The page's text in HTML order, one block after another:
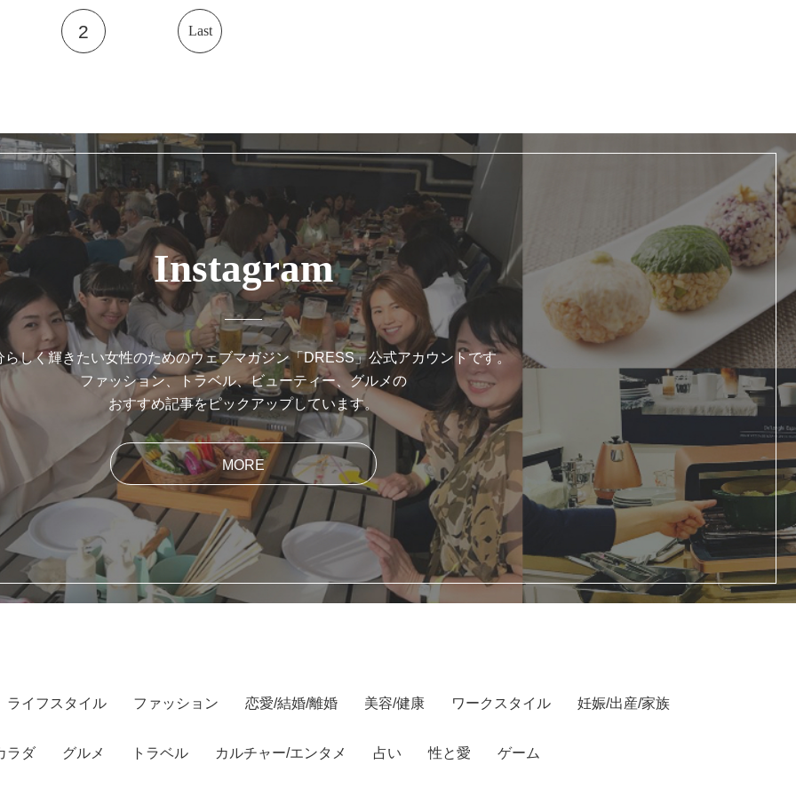
2 Last
Instagram
らしく輝きたい女性のためのウェブマガジン「DRESS」公式アカウントです。
ファッション、トラベル、ビューティー、グルメの
おすすめ記事をピックアップしています。
MORE
ライフスタイル ファッション 恋愛/結婚/離婚 美容/健康 ワークスタイル 妊娠/出産/家族
ラダ グルメ トラベル カルチャー/エンタメ 占い 性と愛 ゲーム